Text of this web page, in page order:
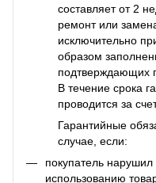
составляет от 2
ремонт или
исключительно
образом
подтверждающих
В течение срока
проводится за
Гарантийные
случае, если:
покупатель
использованию